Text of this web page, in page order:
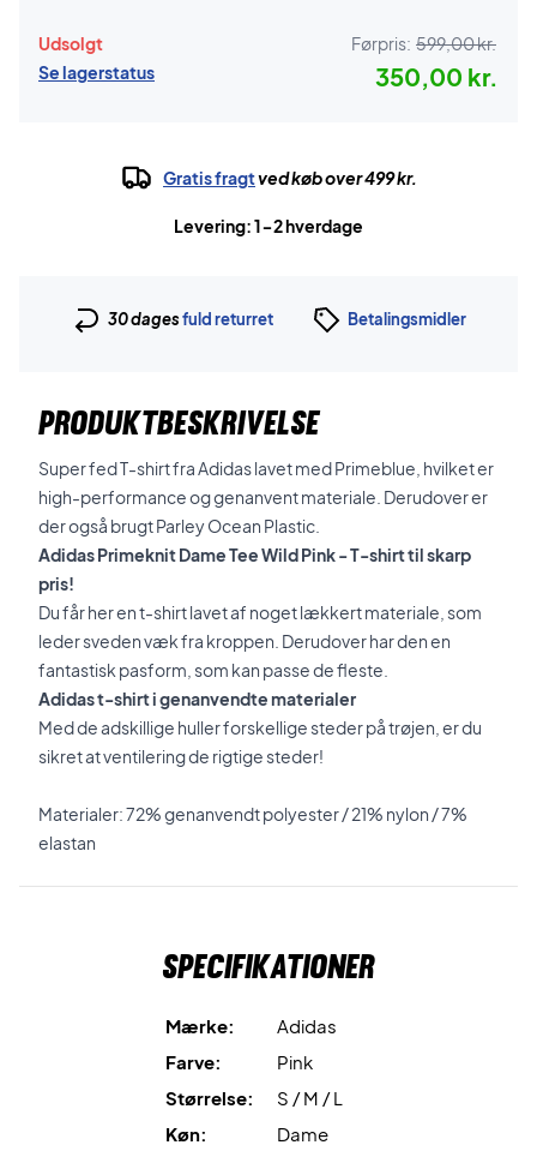
Udsolgt
Se lagerstatus
Førpris: 599,00 kr.
350,00 kr.
Gratis fragtved køb over 499 kr.
Levering: 1-2 hverdage
30 dagesfuld returret Betalingsmidler
PRODUKTBESKRIVELSE
Super fed T-shirt fra Adidas lavet med Primeblue, hvilket er
high-performance og genanvent materiale. Derudover er
der også brugt Parley Ocean Plastic.
Adidas Primeknit Dame Tee Wild Pink - T-shirt til skarp
pris!
Du får her en t-shirt lavet af noget lækkert materiale, som
leder sveden væk fra kroppen. Derudover har den en
fantastisk pasform, som kan passe de fleste.
Adidas t-shirt i genanvendte materialer
Med de adskillige huller forskellige steder på trøjen, er du
sikret at ventilering de rigtige steder!
Materialer: 72% genanvendt polyester / 21% nylon / 7%
elastan
Specifikationer
Mærke:
Adidas
Farve:
Pink
Størrelse:
S / M / L
Køn:
Dame